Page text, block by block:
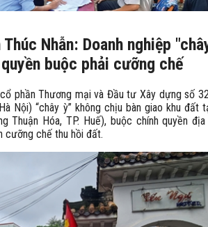
Nhẫn: Doanh nghiệp
buộc phải cưỡng chế
phần Thương mại và Đầu tư Xây dựng số
Nội) “chây ỳ” không chịu bàn giao khu đất
Thuận Hóa, TP. Huế), buộc chính quyền
cưỡng chế thu hồi đất.